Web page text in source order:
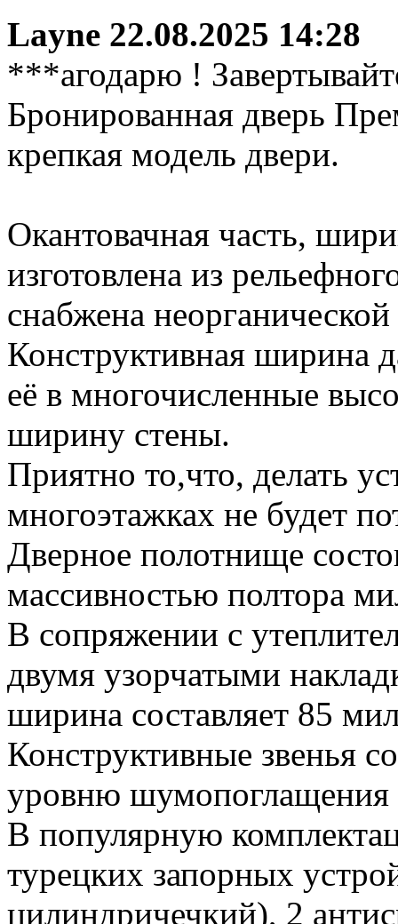
Layne 22.08.2025 14:28
***агодарю !
Бронированная дверь
крепкая модель двери.
Окантовачная часть,
изготовлена из
снабжена неорганической
Конструктивная ширина
её в многочисленные
ширину стены.
Приятно то,что, делать
многоэтажках не будет
Дверное полотнище
массивностью полтора
В сопряжении с
двумя узорчатыми
ширина составляет 85
Конструктивные звенья
уровню шумопоглащения
В популярную
турецких запорных
цилиндричечкий), 2